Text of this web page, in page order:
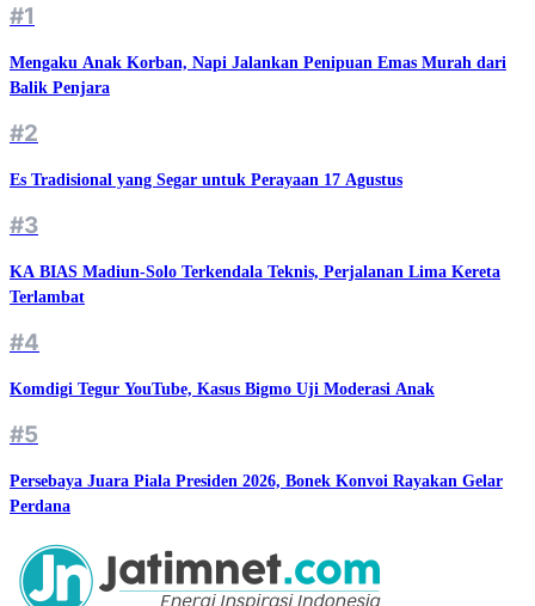
#1
Mengaku Anak Korban, Napi Jalankan Penipuan Emas Murah dari
Balik Penjara
#2
Es Tradisional yang Segar untuk Perayaan 17 Agustus
#3
KA BIAS Madiun-Solo Terkendala Teknis, Perjalanan Lima Kereta
Terlambat
#4
Komdigi Tegur YouTube, Kasus Bigmo Uji Moderasi Anak
#5
Persebaya Juara Piala Presiden 2026, Bonek Konvoi Rayakan Gelar
Perdana